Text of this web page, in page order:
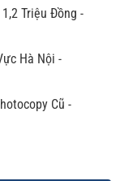
Triệu Đồng -
Hà Nội -
Cũ -